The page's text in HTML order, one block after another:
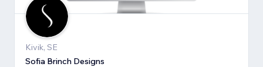
Kivik, SE
Sofia Brinch Designs